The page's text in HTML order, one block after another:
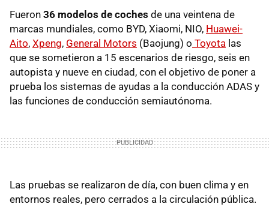
Fueron 36 modelos de coches de una veintena de
marcas mundiales, como BYD, Xiaomi, NIO, Huawei-
Aito, Xpeng, General Motors (Baojung) o Toyota las
que se sometieron a 15 escenarios de riesgo, seis en
autopista y nueve en ciudad, con el objetivo de poner a
prueba los sistemas de ayudas a la conducción ADAS y
las funciones de conducción semiautónoma.
Las pruebas se realizaron de día, con buen clima y en
entornos reales, pero cerrados a la circulación pública.